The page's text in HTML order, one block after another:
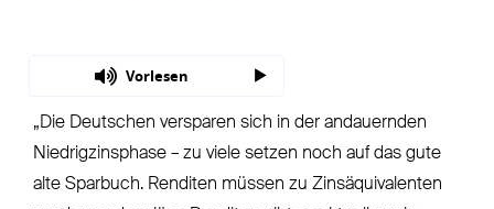
Vorlesen
„Die Deutschen versparen sich in der andauernden
Niedrigzinsphase – zu viele setzen noch auf das gute
alte Sparbuch. Renditen müssen zu Zinsäquivalenten